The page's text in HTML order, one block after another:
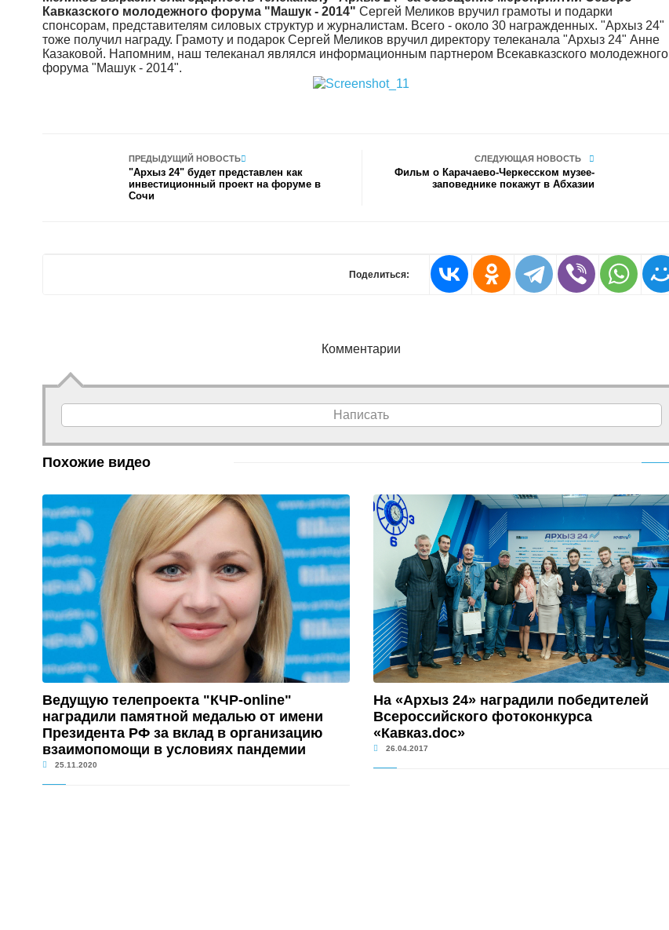
Кавказского молодежного форума "Машук - 2014" Сергей Меликов вручил грамоты и подарки
спонсорам, представителям силовых структур и журналистам. Всего - около 30 награжденных. "Архыз 24"
тоже получил награду. Грамоту и подарок Сергей Меликов вручил директору телеканала "Архыз 24" Анне
Казаковой. Напомним, наш телеканал являлся информационным партнером Всекавказского молодежного
форума "Машук - 2014".
ПРЕДЫДУЩИЙ НОВОСТЬ
"Архыз 24" будет представлен как
инвестиционный проект на форуме в
Сочи
СЛЕДУЮЩАЯ НОВОСТЬ
Фильм о Карачаево-Черкесском музее-
заповеднике покажут в Абхазии
Поделиться:
Комментарии
Написать
Похожие видео
Ведущую телепроекта "КЧР-online"
наградили памятной медалью от имени
Президента РФ за вклад в организацию
взаимопомощи в условиях пандемии
25.11.2020
На «Архыз 24» наградили победителей
Всероссийского фотоконкурса
«Кавказ.doc»
26.04.2017